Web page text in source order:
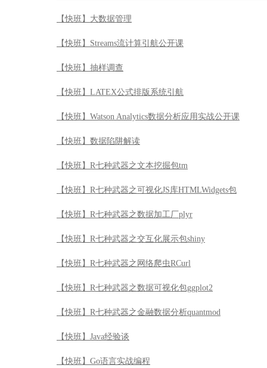
【快班】大数据管理
【快班】Streams流计算引航公开课
【快班】抽样调查
【快班】LATEX公式排版系统引航
【快班】Watson Analytics数据分析应用实战公开课
【快班】数据陷阱解读
【快班】R七种武器之文本挖掘包tm
【快班】R七种武器之可视化JS库HTMLWidgets包
【快班】R七种武器之数据加工厂plyr
【快班】R七种武器之交互化展示包shiny
【快班】R七种武器之网络爬虫RCurl
【快班】R七种武器之数据可视化包ggplot2
【快班】R七种武器之金融数据分析quantmod
【快班】Java经验谈
【快班】Go语言实战编程